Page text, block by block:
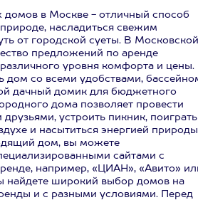
домов в Москве - отличный способ
насладиться свежим
от городской суеты. В Московской
предложений по аренде
уровня комфорта и цены.
дом со всеми удобствами,
дачный домик для бюджетного
дома позволяет провести
устроить пикник,
и насытиться энергией
дом, вы можете
сайтами с
например, «ЦИАН», «Авито»
найдете широкий выбор домов на
и с разными условиями. Перед